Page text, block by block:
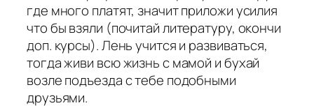
где много платят, значит приложи усилия
что бы взяли (почитай литературу, окончи
доп. курсы). Лень учится и развиваться,
тогда живи всю жизнь с мамой и бухай
возле подъезда с тебе подобными
друзьями.